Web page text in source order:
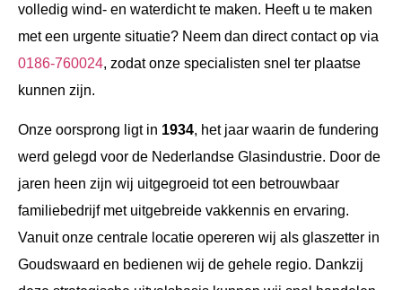
volledig wind- en waterdicht te maken. Heeft u te maken
met een urgente situatie? Neem dan direct contact op via
0186-760024, zodat onze specialisten snel ter plaatse
kunnen zijn.
Onze oorsprong ligt in 1934, het jaar waarin de fundering
werd gelegd voor de Nederlandse Glasindustrie. Door de
jaren heen zijn wij uitgegroeid tot een betrouwbaar
familiebedrijf met uitgebreide vakkennis en ervaring.
Vanuit onze centrale locatie opereren wij als glaszetter in
Goudswaard en bedienen wij de gehele regio. Dankzij